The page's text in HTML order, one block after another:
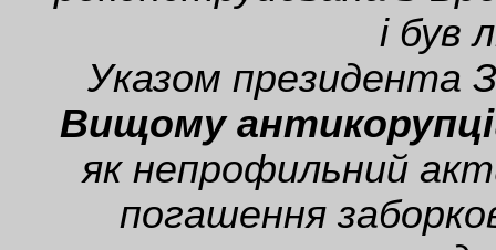
і був
Указом президента
Вищому
як непрофильний
погашення